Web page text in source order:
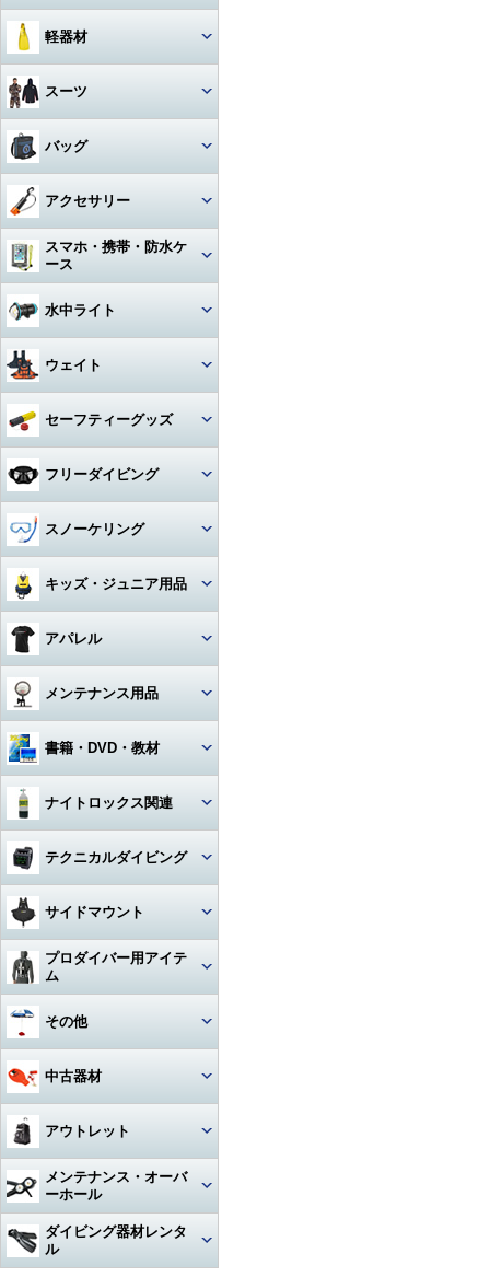
カメラハウジング・ポート
一眼レフカメラハウジング
ミラーレスカメラハウジング
コンパクトカメラハウジング
ビデオカメラハウジング
ポート・ギア・オプション
レンズ
マクロレンズ
ワイドレンズ
レンズオプション・フィルタ
ー・アダプター
ストロボ
ストロボ本体
接続ケーブル
その他・アクセサリー
アーム・グリップ・ベース・ス
テー
フロートアーム
クランプ
アームセット
アーム関連
グリップ・ベース・ステー
アクションカメラ・GoPro
アクションカメラ・GoPro本
アクションカメラ・GoProア
クセサリー
ビデオライト
ビデオライト
ビデオライトアクセサリー・
パーツ
アクセサリー・その他
カメラメンテナンス用品
書籍・DVD
大画面モデル
トランスミッター
コンソールモデル
DCアクセサリー・パーツ
下取り・キャンペーン
レギュレター
レギュレター
DINモデル
アクセサリー・その他
オクトパス
ゲージ
3連ゲージ
2連ゲージ
シングルゲージ
BCジャケット
スタビタイプ
フロントアジャスタブルタイ
プ
アクセサリー・その他
オクトパスインフレーター
(AIR-2等)
インフレーター
水深計
激安！重器材セット
おススメ！重器材セット
軽器材
マスク
2眼タイプ
フルフェイスマスク
マスク用レンズ
度入りマスク
アクセサリ・パーツ・その他
スノーケル
スノーケル本体
アクセサリ・パーツ・その他
フィン
フルフットタイプ
ストラップタイプ
アクセサリ・パーツ・その他
ブーツ
フルフットフィン向け
デッキソール（ボート向け）
カレンダーソール（磯、ビー
チ向け）
ローカット
その他
グローブ
3シーズングローブ
サマーグローブ
ウィンターグローブ
その他
ソックス
軽器材セット
オススメ！軽器材セット
スーツ
ウェットスーツ
ウェットスーツアクセサリー
ウェットスーツインナー
ドライスーツ
ドライスーツアクセサリー
ドライスーツインナー
ラッシュガード
レギンス
ボートコート
バッグ
メッシュバッグ（フルサイズ）
メッシュバッグ（ミニ）
キャスター・キャリーバッグ
ギアバッグ
ハードケース
ウォータープルーフバッグ
レギュレターバッグ
フィンバッグ
スーツバッグ
その他
バッグアクセサリー・パーツ・
その他
アクセサリー
ナイフ
ステンレス
折りたたみ
クッキング向け
他
ハサミ
ラインカッター
カラビナ・フック
コイルランヤード
カラビナ・フック
カレントフック
その他
ストラップ
ホース・ゲージ・オクトパスホ
ルダー
スレート
指示棒
ベル・シェーカー
マスク曇り止め
トランシーバー・水中通話装置
ハンガー
時計（ダイバーウォッチ）
ログブック
リール
フロート
ロープ
日焼け止め・クラゲ除け
冬用アクセサリー・暖かアイテ
ム
キーホルダー
耳栓・耳抜きアイテム
トラベルグッズ
水中遊び道具
スマホ・携帯・防水ケ
ース
（DIVE）
iPhone・スマホ・携帯
iPad用
アクセサリー・その他
水中ライト
ワイドタイプ
ワイド・スポット切り替えタイ
ハロゲン・その他
ライトアクセサリー・パーツ
ウェイト
ウェイト
ベルトタイプ
ベストタイプ
アンクルウェイト
ソフトウェイト
ウェイトベルトアクセサリー・
その他
セーフティーグッズ
フロート・シグナルブイ
ケミカルライト・スティックラ
ライフジャケット
アクセサリー・その他
フリーダイビング
マスク
スノーケル
フリーダイビングコンピュータ
ー
アクセサリー・その他
スノーケリング
セット
マスク・スノーケル
フィン・ブーツ・グローブ
アクセサリー・その他
キッズ・ジュニア用品
ウェット・ウェア・ラッシュ
その他・アクセサリー
アパレル
Tシャツ
パーカー
ジャケット
パンツ
帽子
水着
サングラス
タオル
サンダル
アパレルその他
メンテナンス用品
グリス・オイル
Oリング
ボンド
エアーガン
工具
ホース‐レギュレター
ホース‐BC
ホース‐ゲージ（高圧）
ホース‐ドライスーツ
ホース‐その他
洗浄用品
アダプター
書籍・DVD・教材
図鑑
教材
その他
ナイトロックス関連
レギュレター
ゲージ
タンク
アクセサリー・その他
テクニカルダイビング
BC（プラダー・ウィング）
ダイブコンピューター
フィン
タンク関連
アクセサリー・その他
サイドマウント
レギュレター
アクセサリー・その他
プロダイバー用アイテ
ム
マスク・フィン
ウェットスーツ
ドライスーツ
フード
ウェイト
フーカー関連
水中通話装置
作業用道具
その他
激レアアイテム
タンク
タンク
移充填ホース
タンクアクセサリー・その他
簡易潜水器具・緊急浮上用セッ
水中スクーター
水中銃(スピアガン)・手モリ
中古器材
カメラ関連
ダイブコンピュータ
重器材
レギュレター
軽器材
アウトレット
重器材
軽器材
その他
メンテナンス・オーバ
ーホール
レギュレター（1st+2nd）オー
バーホール
ダイビング器材レンタ
ル